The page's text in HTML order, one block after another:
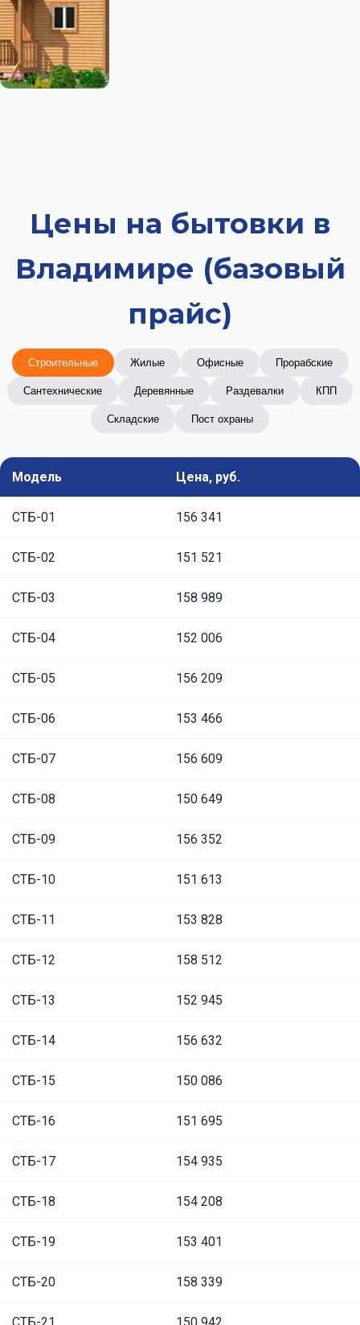
Цены на бытовки в
Владимире (базовый
прайс)
Строительные Жилые Офисные Прорабские
Сантехнические Деревянные Раздевалки КПП
Складские Пост охраны
Модель Цена, руб.
СТБ-01 156 341
СТБ-02 151 521
СТБ-03 158 989
СТБ-04 152 006
СТБ-05 156 209
СТБ-06 153 466
СТБ-07 156 609
СТБ-08 150 649
СТБ-09 156 352
СТБ-10 151 613
СТБ-11 153 828
СТБ-12 158 512
СТБ-13 152 945
СТБ-14 156 632
СТБ-15 150 086
СТБ-16 151 695
СТБ-17 154 935
СТБ-18 154 208
СТБ-19 153 401
СТБ-20 158 339